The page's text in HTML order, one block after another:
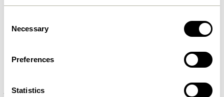
Selection
Necessary
Preferences
Statistics
Studio Computerhülle 13 Beige